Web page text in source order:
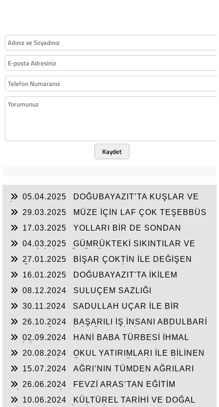
Kaydet
05.04.2025
DOĞUBAYAZIT’TA KUŞLAR VE
29.03.2025
MÜZE İÇİN LAF ÇOK TEŞEBBÜS
17.03.2025
YOLLARI BİR DE SONDAN
04.03.2025
GÜMRÜKTEKİ SIKINTILAR VE
27.01.2025
BİŞAR ÇOKTİN İLE DEĞİŞEN
16.01.2025
DOĞUBAYAZIT'TA İKİLEM
08.12.2024
SULUÇEM SAZLIĞI
30.11.2024
SADULLAH UÇAR İLE BİR
26.10.2024
BAŞARILI İŞ İNSANI ABDULBARİ
02.09.2024
HANİ BABA TÜRBESİ İHMAL
20.08.2024
OKUL YATIRIMLARI İLE BİLİNEN
YASUBUĞA İLE PORTRE…
15.07.2024
AĞRI’NIN TÜMDEN AĞRILARI
26.06.2024
FEVZİ ARAS’TAN EĞİTİM
10.06.2024
KÜLTÜREL TARİHİ VE DOĞAL